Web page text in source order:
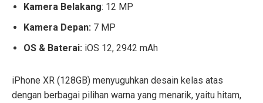
Kamera Belakang: 12 MP
Kamera Depan: 7 MP
OS & Baterai: iOS 12, 2942 mAh
iPhone XR (128GB) menyuguhkan desain kelas atas
dengan berbagai pilihan warna yang menarik, yaitu hitam,